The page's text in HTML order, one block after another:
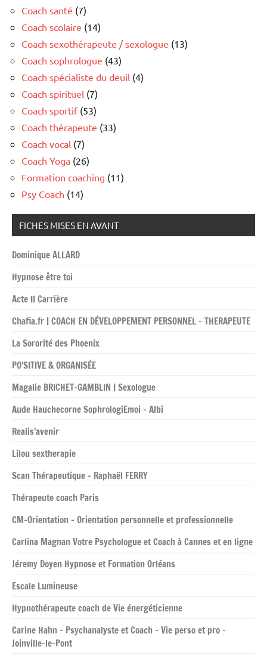
Coach santé (7)
Coach scolaire (14)
Coach sexothérapeute / sexologue (13)
Coach sophrologue (43)
Coach spécialiste du deuil (4)
Coach spirituel (7)
Coach sportif(53)
Coach thérapeute (33)
Coach vocal (7)
Coach Yoga (26)
Formation coaching (11)
Psy Coach (14)
FICHES MISES EN AVANT
Dominique ALLARD
Hypnose être toi
Acte II Carrière
Chafia.fr | COACH EN DÉVELOPPEMENT PERSONNEL – THERAPEUTE
La Sororité des Phoenix
PO’SITIVE & ORGANISÉE
Magalie BRICHET-GAMBLIN | Sexologue
Aude Hauchecorne SophrologiEmoi – Albi
Realis’avenir
Lilou sextherapie
Scan Thérapeutique – Raphaël FERRY
Thérapeute coach Paris
CM-Orientation – Orientation personnelle et professionnelle
Carlina Magnan Votre Psychologue et Coach à Cannes et en ligne
Jéremy Doyen Hypnose et Formation Orléans
Escale Lumineuse
Hypnothérapeute coach de Vie énergéticienne
Carine Hahn – Psychanalyste et Coach – Vie perso et pro –
Joinville-le-Pont